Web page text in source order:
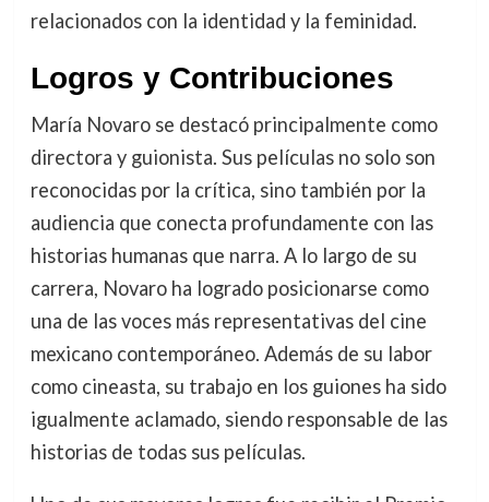
relacionados con la identidad y la feminidad.
Logros y Contribuciones
María Novaro se destacó principalmente como
directora y guionista. Sus películas no solo son
reconocidas por la crítica, sino también por la
audiencia que conecta profundamente con las
historias humanas que narra. A lo largo de su
carrera, Novaro ha logrado posicionarse como
una de las voces más representativas del cine
mexicano contemporáneo. Además de su labor
como cineasta, su trabajo en los guiones ha sido
igualmente aclamado, siendo responsable de las
historias de todas sus películas.